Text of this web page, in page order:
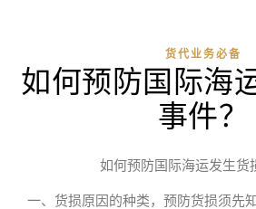
货代业务必备
如何预防国际海
事件？
如何预防国际海运发生货
一、货损原因的种类，预防货损须先